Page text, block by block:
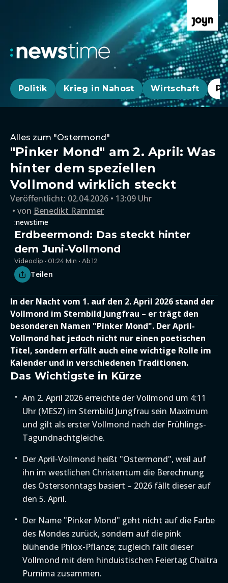
Politik Krieg in Nahost Wirtschaft
Alles zum "Ostermond"
"Pinker Mond" am 2. April: Was
hinter dem speziellen
Vollmond wirklich steckt
Veröffentlicht: 02.04.2026 • 13:09 Uhr
von Benedikt Rammer
:newstime
Erdbeermond: Das steckt hinter
dem Juni-Vollmond
Videoclip • 01:24 Min • Ab 12
Teilen
In der Nacht vom 1. auf den 2. April 2026 stand der
Vollmond im Sternbild Jungfrau – er trägt den
besonderen Namen "Pinker Mond". Der April-
Vollmond hat jedoch nicht nur einen poetischen
Titel, sondern erfüllt auch eine wichtige Rolle im
Kalender und in verschiedenen Traditionen.
Das Wichtigste in Kürze
Am 2. April 2026 erreichte der Vollmond um 4:11
Uhr (MESZ) im Sternbild Jungfrau sein Maximum
und gilt als erster Vollmond nach der Frühlings-
Tagundnachtgleiche.
Der April-Vollmond heißt "Ostermond", weil auf
ihn im westlichen Christentum die Berechnung
des Ostersonntags basiert – 2026 fällt dieser auf
den 5. April.
Der Name "Pinker Mond" geht nicht auf die Farbe
des Mondes zurück, sondern auf die pink
blühende Phlox-Pflanze; zugleich fällt dieser
Vollmond mit dem hinduistischen Feiertag Chaitra
Purnima zusammen.